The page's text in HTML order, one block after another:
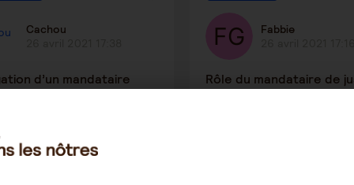
Cachou
d’un mandataire
6186
Fabbie
Rôle du mandataire de